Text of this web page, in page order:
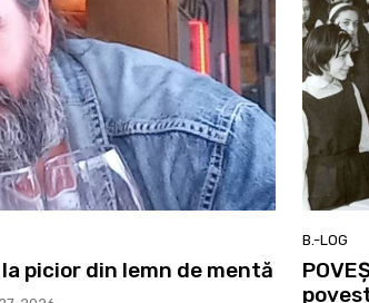
la picior din lemn de mentă
B.-LOG